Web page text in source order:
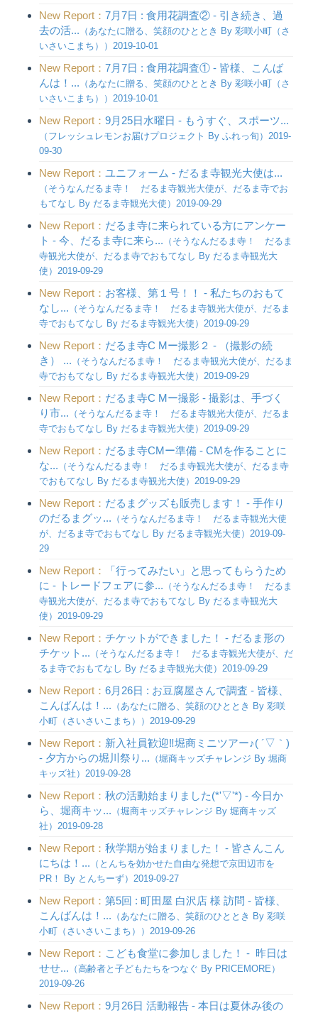
New Report： 7月7日 : 食用花調査② - 引き続き、過
去の活... （あなたに贈る、笑顔のひととき By 彩咲小町（さ
いさいこまち））2019-10-01
New Report： 7月7日 : 食用花調査① - 皆様、こんば
んは！... （あなたに贈る、笑顔のひととき By 彩咲小町（さ
いさいこまち））2019-10-01
New Report： 9月25日水曜日 - もうすぐ、スポーツ...
（フレッシュレモンお届けプロジェクト By ふれっ旬）2019-
09-30
New Report： ユニフォーム - だるま寺観光大使は...
（そうなんだるま寺！ だるま寺観光大使が、だるま寺でお
もてなし By だるま寺観光大使）2019-09-29
New Report： だるま寺に来られている方にアンケー
ト - 今、だるま寺に来ら... （そうなんだるま寺！ だるま
寺観光大使が、だるま寺でおもてなし By だるま寺観光大
使）2019-09-29
New Report： お客様、第１号！！ - 私たちのおもて
なし... （そうなんだるま寺！ だるま寺観光大使が、だるま
寺でおもてなし By だるま寺観光大使）2019-09-29
New Report： だるま寺C Mー撮影２ - （撮影の続
き） ... （そうなんだるま寺！ だるま寺観光大使が、だるま
寺でおもてなし By だるま寺観光大使）2019-09-29
New Report： だるま寺C Mー撮影 - 撮影は、手づく
り市... （そうなんだるま寺！ だるま寺観光大使が、だるま
寺でおもてなし By だるま寺観光大使）2019-09-29
New Report： だるま寺CMー準備 - CMを作ることに
な... （そうなんだるま寺！ だるま寺観光大使が、だるま寺
でおもてなし By だるま寺観光大使）2019-09-29
New Report： だるまグッズも販売します！ - 手作り
のだるまグッ... （そうなんだるま寺！ だるま寺観光大使
が、だるま寺でおもてなし By だるま寺観光大使）2019-09-
29
New Report：
「行ってみたい」と思ってもらうため
に - トレードフェアに参... （そうなんだるま寺！ だるま
寺観光大使が、だるま寺でおもてなし By だるま寺観光大
使）2019-09-29
New Report： チケットができました！ - だるま形の
チケット... （そうなんだるま寺！ だるま寺観光大使が、だ
るま寺でおもてなし By だるま寺観光大使）2019-09-29
New Report： 6月26日 : お豆腐屋さんで調査 - 皆様、
こんばんは！... （あなたに贈る、笑顔のひととき By 彩咲
小町（さいさいこまち））2019-09-29
New Report： 新入社員歓迎‼︎堀商ミニツアー♪( ´▽｀)
- 夕方からの堀川祭り... （堀商キッズチャレンジ By 堀商
キッズ社）2019-09-28
New Report： 秋の活動始まりました(*'▽'*) - 今日か
ら、堀商キッ... （堀商キッズチャレンジ By 堀商キッズ
社）2019-09-28
New Report： 秋学期が始まりました！ - 皆さんこん
にちは！... （とんちを効かせた自由な発想で京田辺市を
PR！ By とんちーず）2019-09-27
New Report： 第5回 : 町田屋 白沢店 様 訪問 - 皆様、
こんばんは！... （あなたに贈る、笑顔のひととき By 彩咲
小町（さいさいこまち））2019-09-26
New Report： こども食堂に参加しました！ - 昨日は
せせ... （高齢者と子どもたちをつなぐ By PRICEMORE）
2019-09-26
New Report： 9月26日 活動報告 - 本日は夏休み後の